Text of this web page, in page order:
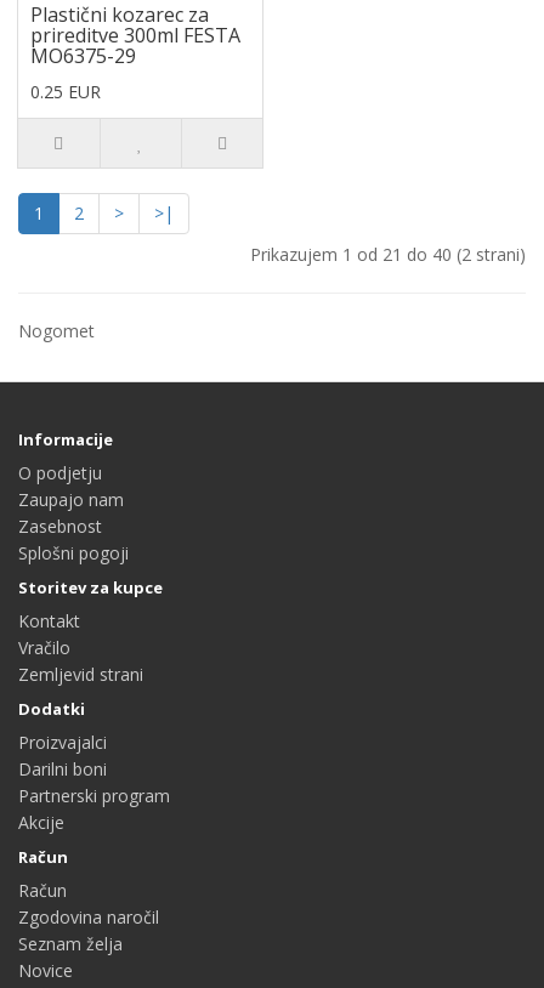
Plastični kozarec za
prireditve 300ml FESTA
MO6375-29
0.25 EUR
1 2 >
>|
Prikazujem 1 od 21 do 40 (2 strani)
Nogomet
Informacije
O podjetju
Zaupajo nam
Zasebnost
Splošni pogoji
Storitev za kupce
Kontakt
Vračilo
Zemljevid strani
Dodatki
Proizvajalci
Darilni boni
Partnerski program
Akcije
Račun
Račun
Zgodovina naročil
Seznam želja
Novice